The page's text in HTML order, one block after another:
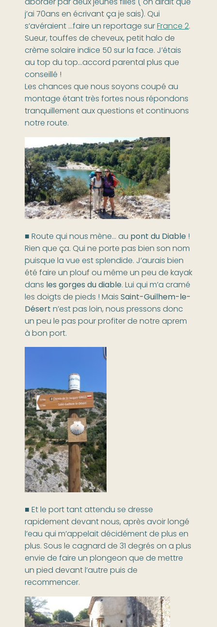
aborder par deux jeunes filles ( on dirait que
j’ai 70ans en écrivant ça je sais). Qui
s’avéraient …faire un reportage surFrance 2.
Sueur, touffes de cheveux, petit halo de
crème solaire indice 50 sur la face. J’étais
au top du top…accord parental plus que
conseillé !
Les chances que nous soyons coupé au
montage étant très fortes nous répondons
tranquillement aux questions et continuons
notre route.
■ Route qui nous mène… au pont du Diable!
Rien que ça. Qui ne porte pas bien son nom
puisque la vue est splendide. J’aurais bien
été faire un plouf ou même un peu de kayak
dans les gorges du diable. Lui qui m’a cramé
les doigts de pieds ! MaisSaint-Guilhem-le-
Désertn’est pas loin, nous pressons donc
un peu le pas pour profiter de notre aprem
à bon port.
■ Et le port tant attendu se dresse
rapidement devant nous, après avoir longé
l’eau qui m’appelait décidément de plus en
plus. Sous le cagnard de 31 degrés on a plus
envie de faire un plongeon que de mettre
un pied devant l’autre puis de
recommencer.